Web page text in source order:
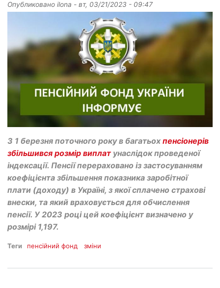
Опубликовано ilona - вт, 03/21/2023 - 09:47
З 1 березня поточного року в багатьох пенсіонерів
збільшився розмір виплат унаслідок проведеної
індексації. Пенсії перераховано із застосуванням
коефіцієнта збільшення показника заробітної
плати (доходу) в Україні, з якої сплачено страхові
внески, та який враховується для обчислення
пенсії. У 2023 році цей коефіцієнт визначено у
розмірі 1,197.
Теги пенсійний фонд зміни